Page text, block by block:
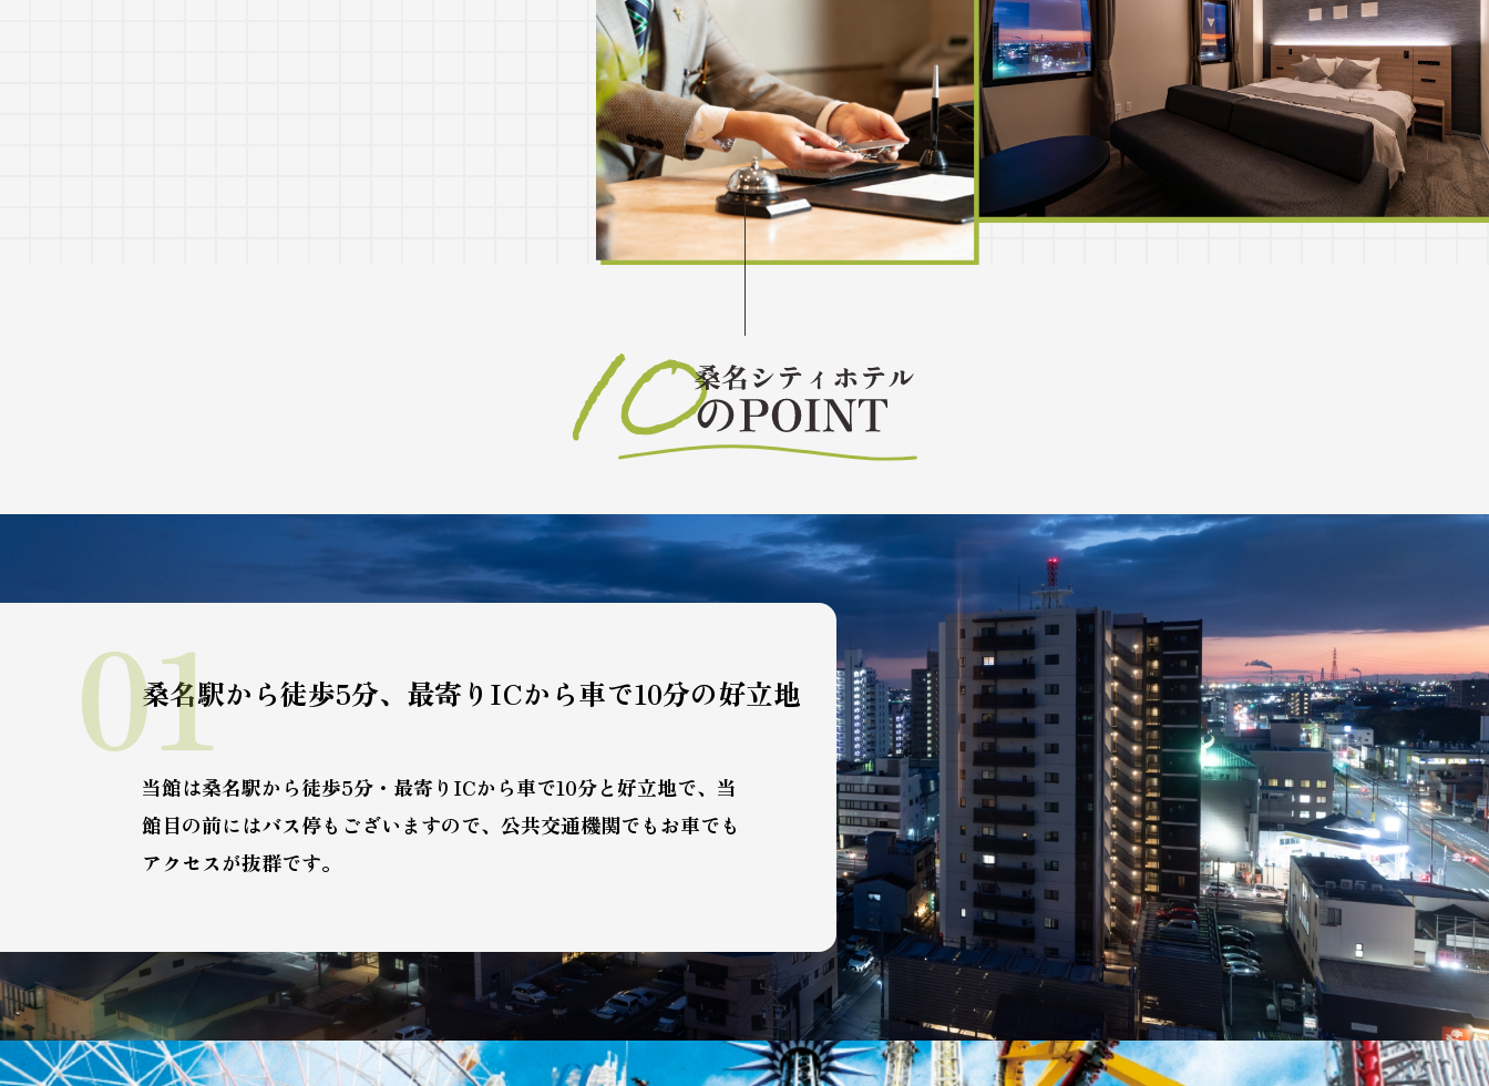
01
桑名駅から徒歩5分、最寄りICから車で10分の好立地
当館は桑名駅から徒歩5分・最寄りICから車で10分と好立地で、当
館目の前にはバス停もございますので、公共交通機関でもお車でも
アクセスが抜群です。